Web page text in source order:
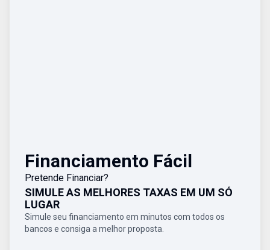
Financiamento Fácil
Pretende Financiar?
SIMULE AS MELHORES TAXAS EM UM SÓ
LUGAR
Simule seu financiamento em minutos com todos os
bancos e consiga a melhor proposta.